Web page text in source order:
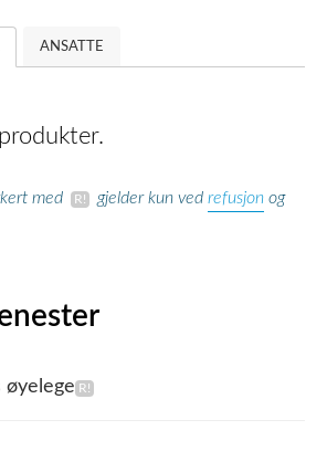
ANSATTE
med gjelder kun ved refusjon og
øyelege